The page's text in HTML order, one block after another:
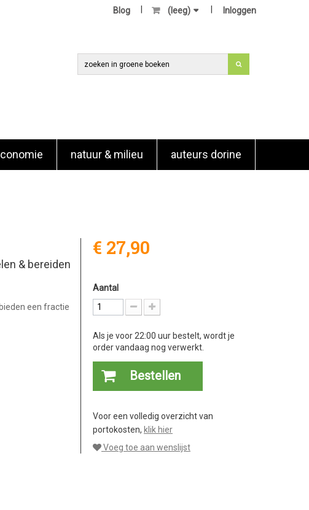
Inloggen
(leeg)
Blog
natuur & milieu auteurs dorine
& bereiden
een fractie
€ 27,90
Aantal
Als je voor 22:00 uur bestelt, wordt je
order vandaag nog verwerkt.
Bestellen
Voor een volledig overzicht van
portokosten, klik hier
Voeg toe aan wenslijst